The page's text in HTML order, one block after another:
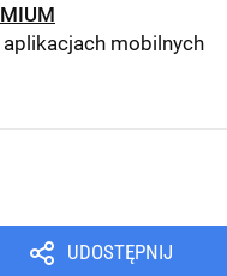
mobilnych
UDOSTĘPNIJ